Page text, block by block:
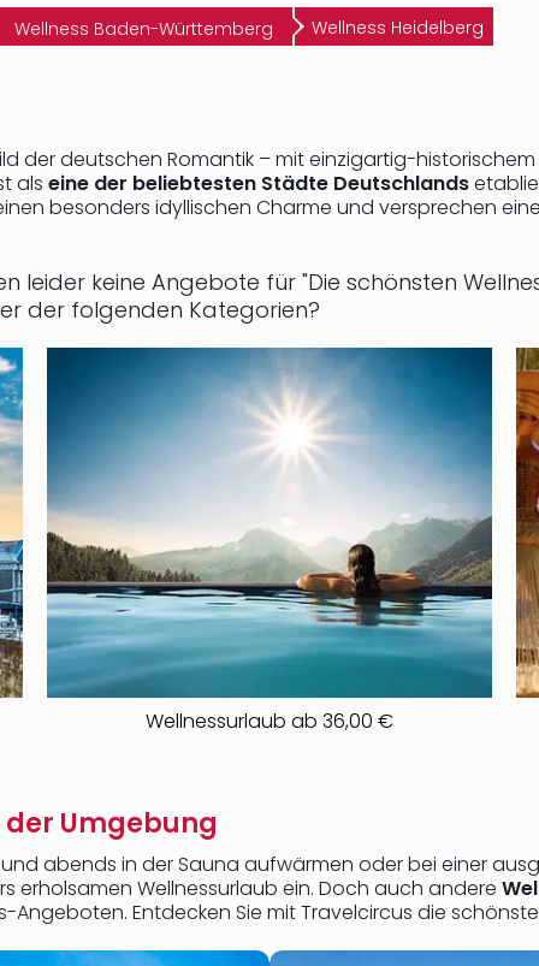
Wellness Baden-Württemberg Wellness Heidelberg
der deutschen Romantik – mit einzigartig-
als eine der beliebtesten Städte Deutschlands
besonders idyllischen Charme und versprechen
leider keine Angebote für "Die schönsten
der folgenden Kategorien?
Wellnessurlaub ab 36,00 €
Umgebung
abends in der Sauna aufwärmen oder bei einer
erholsamen Wellnessurlaub ein. Doch auch andere
Entdecken Sie mit Travelcircus die